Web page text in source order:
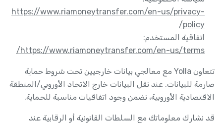
https://www.riamoneytransfer.com/en-us/privacy-
policy/
اتفاقية المستخدم:
https://www.riamoneytransfer.com/en-us/terms/
تتعاون Yolla مع معالجي بيانات خارجيين تحت شروط حماية
صارمة للبيانات. عند نقل البيانات خارج الاتحاد الأوروبي/المنطقة
الاقتصادية الأوروبية، نضمن وجود اتفاقيات مناسبة للحماية.
قد نشارك معلوماتك مع السلطات القانونية أو الرقابية عند